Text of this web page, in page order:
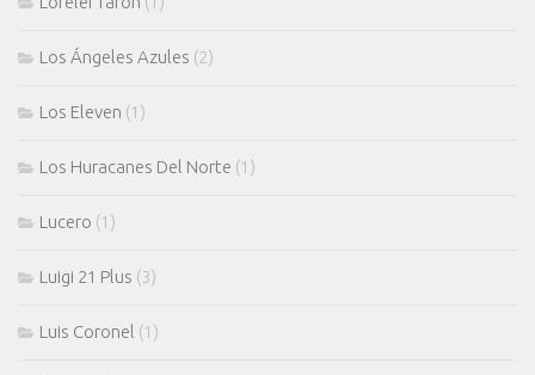
Los Ángeles Azules (2)
Los Eleven (1)
Los Huracanes Del Norte (1)
Lucero (1)
Luigi 21 Plus (3)
Luis Coronel (1)